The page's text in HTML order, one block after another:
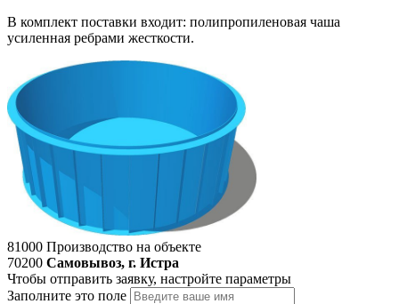
В комплект поставки входит: полипропиленовая чаша
усиленная ребрами жесткости.
81000 Производство на объекте
70200 Самовывоз, г. Истра
Чтобы отправить заявку, настройте параметры
Заполните это поле